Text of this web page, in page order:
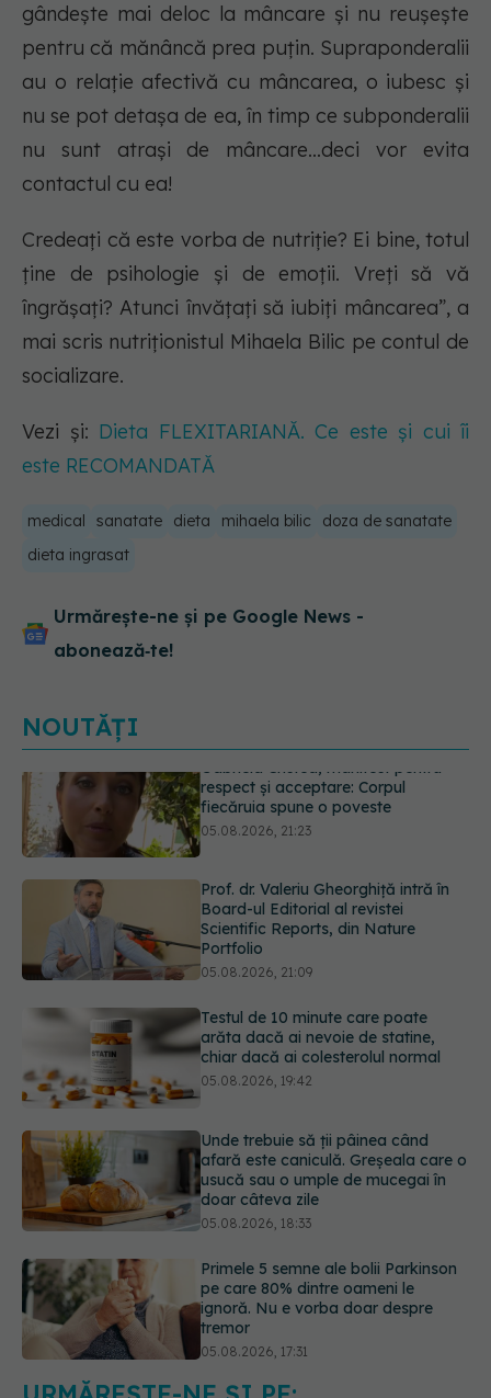
gândește mai deloc la mâncare și nu reușește
pentru că mănâncă prea puțin. Supraponderalii
au o relație afectivă cu mâncarea, o iubesc și
nu se pot detașa de ea, în timp ce subponderalii
nu sunt atrași de mâncare…deci vor evita
contactul cu ea!
Credeați că este vorba de nutriție? Ei bine, totul
ține de psihologie și de emoții. Vreți să vă
îngrășați? Atunci învățați să iubiți mâncarea”, a
mai scris nutriționistul Mihaela Bilic pe contul de
socializare.
Vezi și: Dieta FLEXITARIANĂ. Ce este și cui îi
este RECOMANDATĂ
medical sanatate dieta mihaela bilic
doza de sanatate
dieta ingrasat
Urmărește-ne și pe Google News -
abonează‑te!
NOUTĂȚI
Prof. dr. Valeriu Gheorghiță intră în
Board-ul Editorial al revistei
Scientific Reports, din Nature
05.08.2026, 21:09
Testul de 10 minute care poate
arăta dacă ai nevoie de statine,
chiar dacă ai colesterolul normal
Unde trebuie să ții pâinea când
afară este caniculă. Greșeala care o
usucă sau o umple de mucegai în
05.08.2026, 18:33
Primele 5 semne ale bolii Parkinson
pe care 80% dintre oameni le
ignoră. Nu e vorba doar despre
05.08.2026, 17:31
Gabriela Cristea, manifest pentru
respect și acceptare: Corpul
fiecăruia spune o poveste